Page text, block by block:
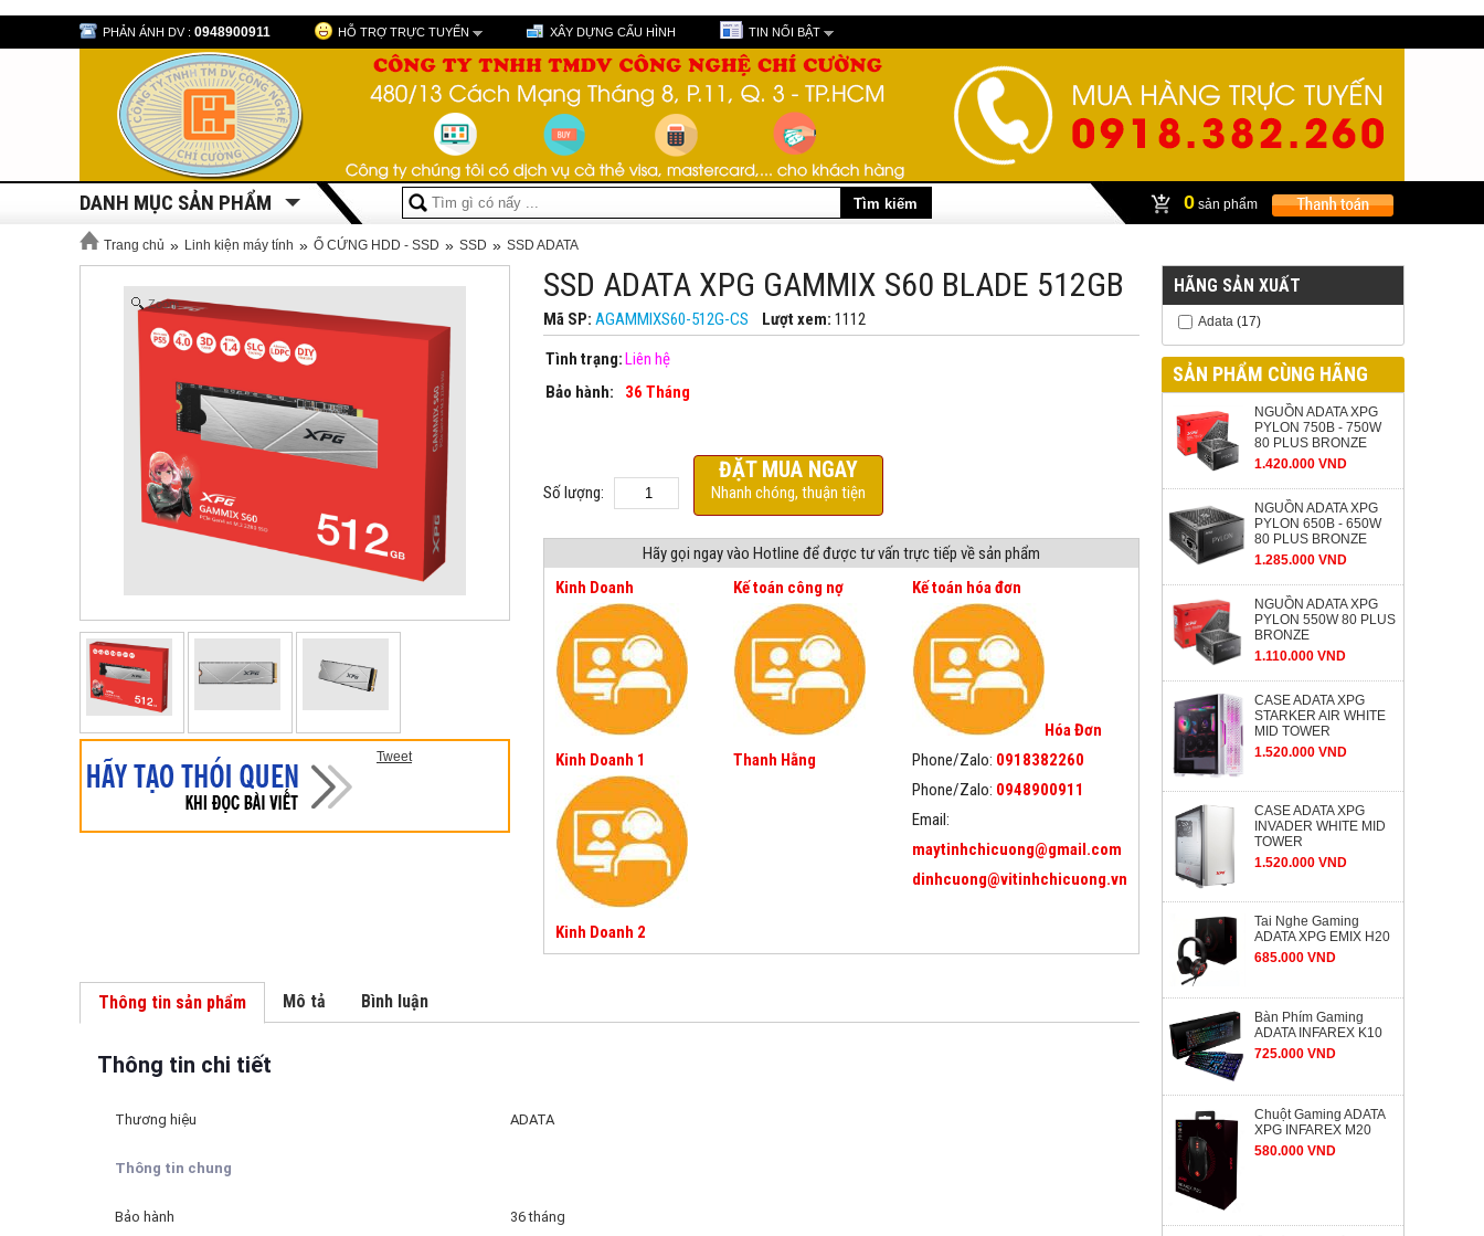
PHẢN ÁNH DV : 0948900911 HỖ TRỢ TRỰC TUYẾN XÂY DỰNG CẤU HÌNH TIN NỔI BẬT
DANH MỤC SẢN PHẨM 0 sản phẩm
Trang chủ » Linh kiện máy tính » Ổ CỨNG HDD - SSD » SSD » SSD ADATA
Zoom
Tweet
SSD ADATA XPG GAMMIX S60 BLADE 512GB
Mã SP: AGAMMIXS60-512G-CS Lượt xem: 1112
Tình trạng:Liên hệ
Bảo hành:
36 Tháng
Số lượng:
ĐẶT MUA NGAY
Nhanh chóng, thuận tiện
Hãy gọi ngay vào Hotline để được tư vấn trực tiếp về sản phẩm
Kinh Doanh
Kinh Doanh 1
Kinh Doanh 2
Kế toán công nợ
Thanh Hằng
Kế toán hóa đơn
Hóa Đơn
Phone/Zalo: 0918382260
Phone/Zalo: 0948900911
Email:
maytinhchicuong@gmail.com
dinhcuong@vitinhchicuong.vn
Thông tin sản phẩm Mô tả Bình luận
Thông tin chi tiết
Thương hiệu ADATA
Thông tin chung
Bảo hành 36 tháng
HÃNG SẢN XUẤT
Adata (17)
SẢN PHẨM CÙNG HÃNG
NGUỒN ADATA XPG
PYLON 750B - 750W
80 PLUS BRONZE
1.420.000 VND
NGUỒN ADATA XPG
PYLON 650B - 650W
80 PLUS BRONZE
1.285.000 VND
NGUỒN ADATA XPG
PYLON 550W 80 PLUS
BRONZE
1.110.000 VND
CASE ADATA XPG
STARKER AIR WHITE
MID TOWER
1.520.000 VND
CASE ADATA XPG
INVADER WHITE MID
TOWER
1.520.000 VND
Tai Nghe Gaming
ADATA XPG EMIX H20
685.000 VND
Bàn Phím Gaming
ADATA INFAREX K10
725.000 VND
Chuột Gaming ADATA
XPG INFAREX M20
580.000 VND